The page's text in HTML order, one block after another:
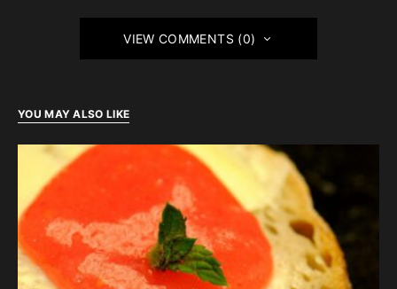
VIEW COMMENTS (0)
YOU MAY ALSO LIKE